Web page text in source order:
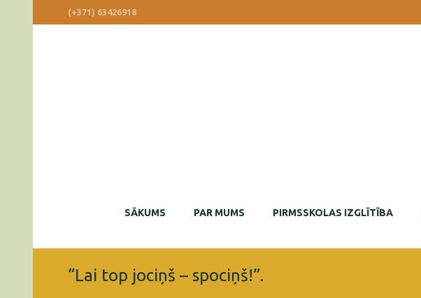
(+371) 63426918
SĀKUMS PAR MUMS PIRMSSKOLAS IZGLĪTĪBA
“Lai top jociņš – spociņš!”.